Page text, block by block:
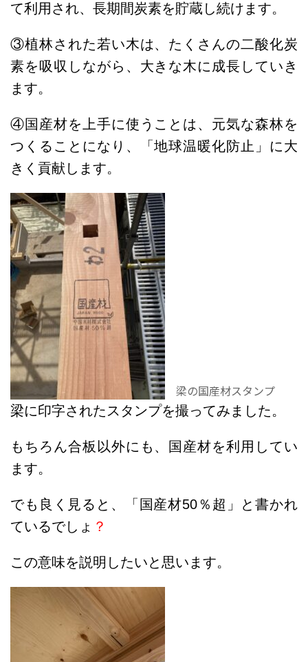
て利用され、長期間炭素を貯蔵し続けます。
③植林された若い木は、たくさんの二酸化炭
素を吸収しながら、大きな木に成長していき
ます。
④国産材を上手に使うことは、元気な森林を
つくることになり、「地球温暖化防止」に大
きく貢献します。
梁の国産材スタンプ
梁に印字されたスタンプを撮ってみました。
もちろん合板以外にも、国産材を利用してい
ます。
でも良く見ると、「国産材50％超」と書かれ
ているでしょ ？
この意味を説明したいと思います。